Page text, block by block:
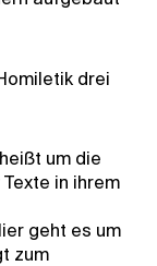
drei
um die
in ihrem
geht es um
zum